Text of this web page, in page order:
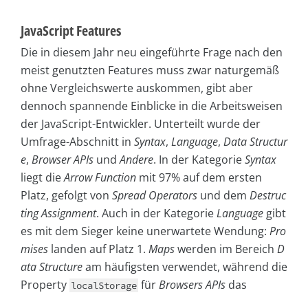
JavaScript Features
Die in diesem Jahr neu eingeführte Frage nach den
meist genutzten Features muss zwar naturgemäß
ohne Vergleichswerte auskommen, gibt aber
dennoch spannende Einblicke in die Arbeitsweisen
der JavaScript-Entwickler. Unterteilt wurde der
Umfrage-Abschnitt in Syntax, Language, Data Structur
e, Browser APIs undAndere. In der KategorieSyntax
liegt dieArrow Function mit 97% auf dem ersten
Platz, gefolgt von Spread Operators und dem Destruc
ting Assignment. Auch in der KategorieLanguage gibt
es mit dem Sieger keine unerwartete Wendung: Pro
mises landen auf Platz 1. Mapswerden im Bereich D
ata Structuream häufigsten verwendet, während die
Property localStorage fürBrowsers APIs das